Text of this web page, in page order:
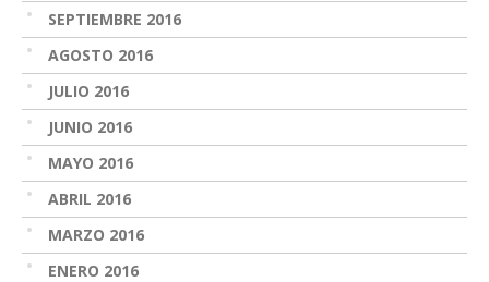
SEPTIEMBRE 2016
AGOSTO 2016
JULIO 2016
JUNIO 2016
MAYO 2016
ABRIL 2016
MARZO 2016
ENERO 2016